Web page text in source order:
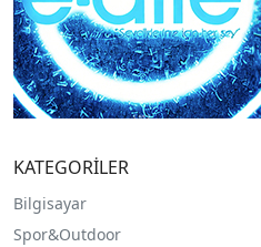
KATEGORİLER
Bilgisayar
Spor&Outdoor